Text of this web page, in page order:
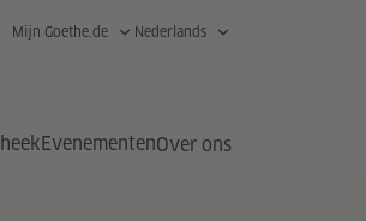
Mijn Goethe.de Nederlands
EvenementenOver ons